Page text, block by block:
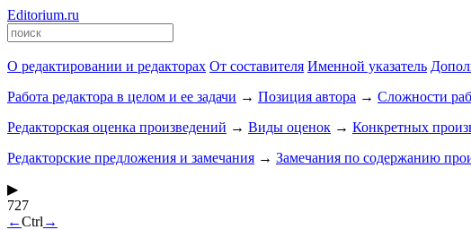
Editorium.ru
О редактировании и редакторах От составителя Именной указатель
Работа редактора в целом и ее задачи → Позиция автора → Сложности
Редакторская оценка произведений → Виды оценок → Конкретных
Редакторские предложения и замечания → Замечания по содержанию
▶
727
←Ctrl →